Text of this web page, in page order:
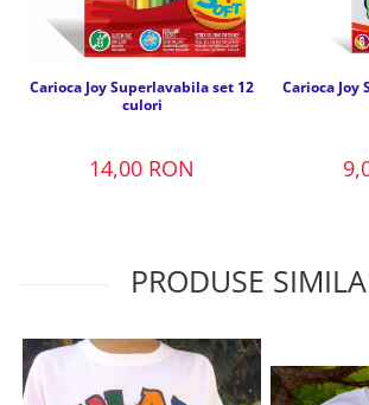
Carioca Joy Superlavabila set 12
culori
14,00 RON
Carioca Joy
PRODUSE